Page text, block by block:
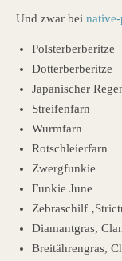
Und zwar bei
Polsterberberitze
Dotterberberitze
Japanischer
Streifenfarn
Wurmfarn
Rotschleierfarn
Zwergfunkie
Funkie June
Zebraschilf
Diamantgras,
Breitährengras,